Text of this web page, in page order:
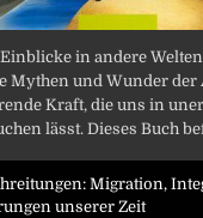
in andere
Mythen und Wunder
Kraft, die uns in
lässt. Dieses Buch
Migration,
unserer Zeit